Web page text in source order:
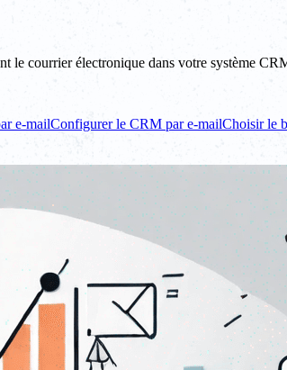
le courrier électronique dans votre système
e-mailConfigurer le CRM par e-mailChoisir le